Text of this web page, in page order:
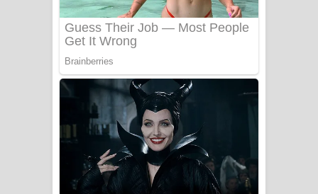
Katakara Song Lyrics - කටකාර ගීතයේ
Tharu Yaye Dilena Song Lyrics - තරු
යායේ දිලෙනා ගීතයේ පද පෙළ
Ow Man Sosa Song Lyrics - ඔව් මං
සෝසා ගීතයේ පද පෙළ